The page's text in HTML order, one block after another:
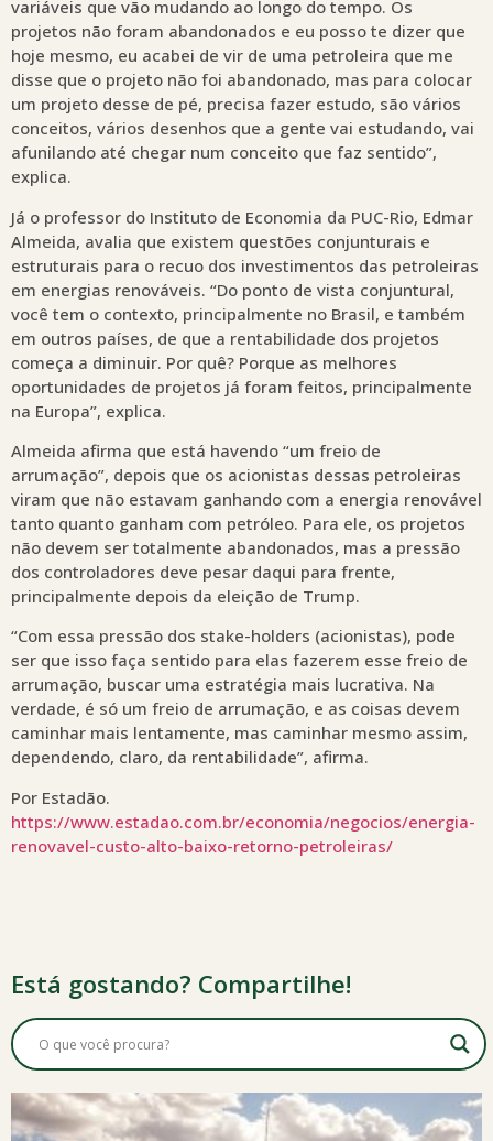
variáveis que vão mudando ao longo do tempo. Os
projetos não foram abandonados e eu posso te dizer que
hoje mesmo, eu acabei de vir de uma petroleira que me
disse que o projeto não foi abandonado, mas para colocar
um projeto desse de pé, precisa fazer estudo, são vários
conceitos, vários desenhos que a gente vai estudando, vai
afunilando até chegar num conceito que faz sentido”,
explica.
Já o professor do Instituto de Economia da PUC-Rio, Edmar
Almeida, avalia que existem questões conjunturais e
estruturais para o recuo dos investimentos das petroleiras
em energias renováveis. “Do ponto de vista conjuntural,
você tem o contexto, principalmente no Brasil, e também
em outros países, de que a rentabilidade dos projetos
começa a diminuir. Por quê? Porque as melhores
oportunidades de projetos já foram feitos, principalmente
na Europa”, explica.
Almeida afirma que está havendo “um freio de
arrumação”, depois que os acionistas dessas petroleiras
viram que não estavam ganhando com a energia renovável
tanto quanto ganham com petróleo. Para ele, os projetos
não devem ser totalmente abandonados, mas a pressão
dos controladores deve pesar daqui para frente,
principalmente depois da eleição de Trump.
“Com essa pressão dos stake-holders (acionistas), pode
ser que isso faça sentido para elas fazerem esse freio de
arrumação, buscar uma estratégia mais lucrativa. Na
verdade, é só um freio de arrumação, e as coisas devem
caminhar mais lentamente, mas caminhar mesmo assim,
dependendo, claro, da rentabilidade”, afirma.
Por Estadão.
https://www.estadao.com.br/economia/negocios/energia-
renovavel-custo-alto-baixo-retorno-petroleiras/
Está gostando? Compartilhe!